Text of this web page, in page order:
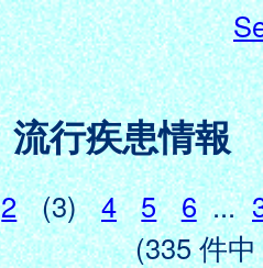
流行疾患情報
2 (3) 4 5 6 ...
(335 件